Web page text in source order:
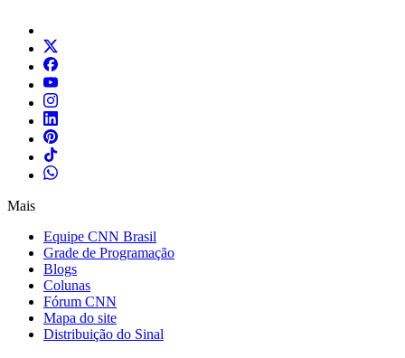
Mais
Equipe CNN Brasil
Grade de Programação
Blogs
Colunas
Fórum CNN
Mapa do site
Distribuição do Sinal